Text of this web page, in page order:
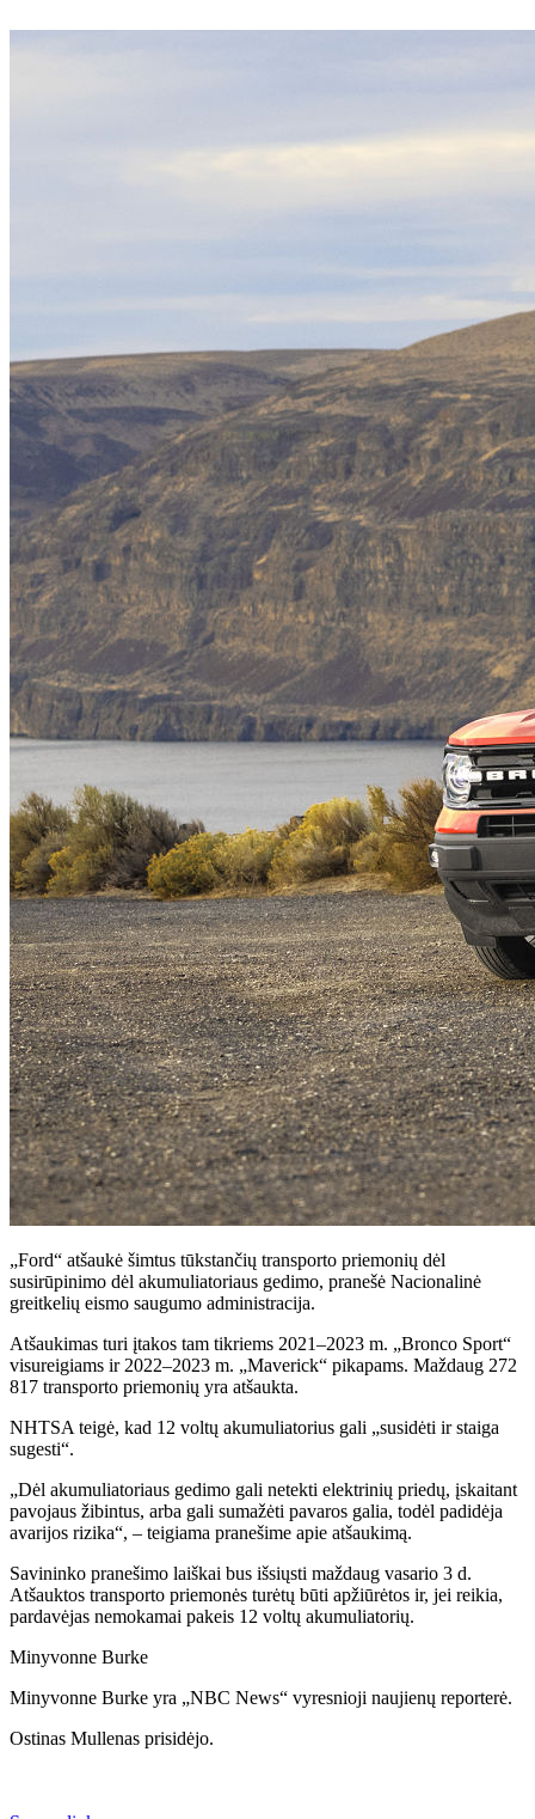
„Ford“ atšaukė šimtus tūkstančių transporto priemonių dėl
susirūpinimo dėl akumuliatoriaus gedimo, pranešė Nacionalinė
greitkelių eismo saugumo administracija.
Atšaukimas turi įtakos tam tikriems 2021–2023 m. „Bronco Sport“
visureigiams ir 2022–2023 m. „Maverick“ pikapams. Maždaug 272
817 transporto priemonių yra atšaukta.
NHTSA teigė, kad 12 voltų akumuliatorius gali „susidėti ir staiga
sugesti“.
„Dėl akumuliatoriaus gedimo gali netekti elektrinių priedų, įskaitant
pavojaus žibintus, arba gali sumažėti pavaros galia, todėl padidėja
avarijos rizika“, – teigiama pranešime apie atšaukimą.
Savininko pranešimo laiškai bus išsiųsti maždaug vasario 3 d.
Atšauktos transporto priemonės turėtų būti apžiūrėtos ir, jei reikia,
pardavėjas nemokamai pakeis 12 voltų akumuliatorių.
Minyvonne Burke
Minyvonne Burke yra „NBC News“ vyresnioji naujienų reporterė.
Ostinas Mullenas prisidėjo.